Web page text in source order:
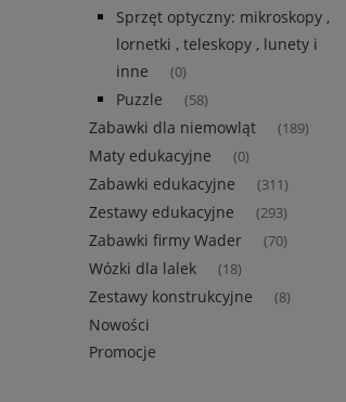
Sprzęt optyczny: mikroskopy ,
lornetki , teleskopy , lunety i
inne
(0)
Puzzle (58)
Zabawki dla niemowląt (189)
Maty edukacyjne (0)
Zabawki edukacyjne (311)
Zestawy edukacyjne (293)
Zabawki firmy Wader (70)
Wózki dla lalek (18)
Zestawy konstrukcyjne (8)
Nowości
Promocje